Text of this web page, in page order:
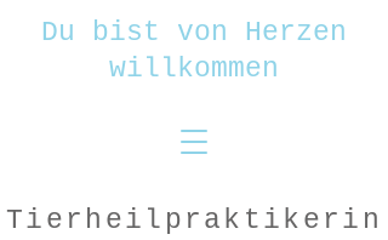
Tierheilpraktikerin
Du bist von Herzen
willkommen